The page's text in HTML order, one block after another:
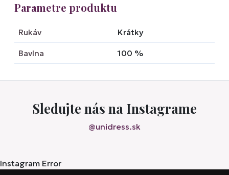
Parametre produktu
Rukáv Krátky
Bavlna 100 %
Sledujte nás na Instagrame
@unidress.sk
Instagram Error